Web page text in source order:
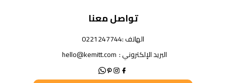
تواصل معنا
الهاتف :0221247744
البريد الإلكتروني : hello@kemitt.com